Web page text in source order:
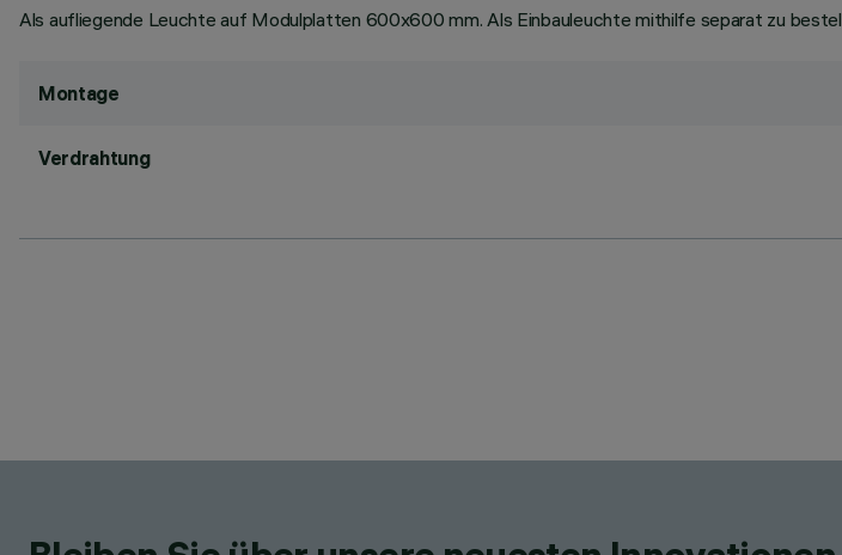
Als aufliegende Leuchte auf Modulplatten 600x600 mm. Als Einbauleuchte mithilfe separat zu
Montage
Verdrahtung